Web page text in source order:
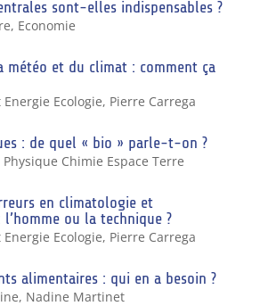
sont-elles indispensables ?
, Economie
météo et du climat : comment ça
Ecologie, Pierre Carrega
: de quel « bio » parle-t-on ?
Physique Chimie Espace Terre
en climatologie et
ou la technique ?
Ecologie, Pierre Carrega
alimentaires : qui en a besoin ?
, Nadine Martinet